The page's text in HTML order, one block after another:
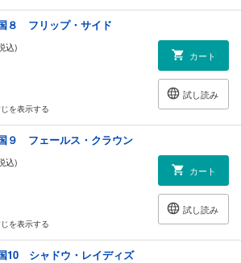
８ フリップ・サイド
込)
カート
試し読み
を表示する
９ フェールス・クラウン
込)
カート
試し読み
を表示する
10 シャドウ・レイディズ